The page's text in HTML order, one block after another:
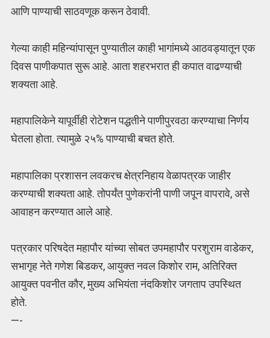
आणि पाण्याची साठवणूक करून ठेवावी.
गेल्या काही महिन्यांपासून पुण्यातील काही भागांमध्ये आठवड्यातून एक
दिवस पाणीकपात सुरू आहे. आता शहरभरात ही कपात वाढण्याची
शक्यता आहे.
महापालिकेने यापूर्वीही रोटेशन पद्धतीने पाणीपुरवठा करण्याचा निर्णय
घेतला होता. त्यामुळे २५% पाण्याची बचत होते.
महापालिका प्रशासन लवकरच क्षेत्रनिहाय वेळापत्रक जाहीर
करण्याची शक्यता आहे. तोपर्यंत पुणेकरांनी पाणी जपून वापरावे, असे
आवाहन करण्यात आले आहे.
पत्रकार परिषदेत महापौर यांच्या सोबत उपमहापौर परशुराम वाडेकर,
सभागृह नेते गणेश बिडकर, आयुक्त नवल किशोर राम, अतिरिक्त
आयुक्त पवनीत कौर, मुख्य अभियंता नंदकिशोर जगताप उपस्थित
होते.
—-